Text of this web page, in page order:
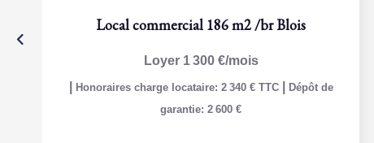
Local commercial 186 m2/brBlois
Loyer 1 300 €/mois
Honoraires charge locataire: 2 340 € TTC
Dépôt de
garantie: 2 600 €